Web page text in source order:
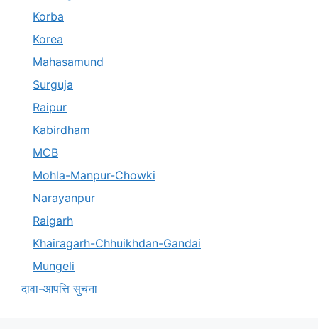
Korba
Korea
Mahasamund
Surguja
Raipur
Kabirdham
MCB
Mohla-Manpur-Chowki
Narayanpur
Raigarh
Khairagarh-Chhuikhdan-Gandai
Mungeli
दावा-आपत्ति सुचना